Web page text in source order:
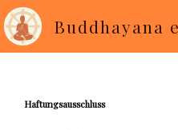
Buddhayana
Haftungsausschluss